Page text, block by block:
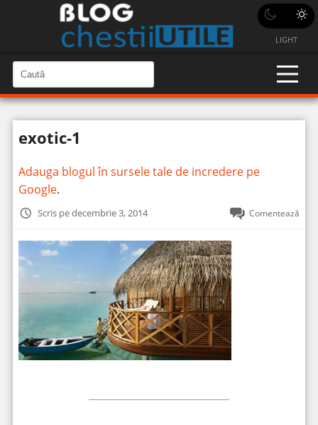
LIGHT
a
u
t
n
C
a
u
î
n
t
exotic-1
Adauga blogul în sursele tale de incredere pe
Google.
Scris pe decembrie 3, 2014 Comentează